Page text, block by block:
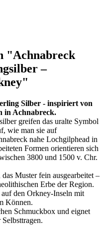
"Achnabreck
–
Silber - inspiriert von
in Achnabreck.
greifen das uralte Symbol
wie man sie auf
nahe Lochgilphead in
Formen orientieren sich
3800 und 1500 v. Chr.
Muster fein ausgearbeitet –
Erbe der Region.
den Orkney-Inseln mit
Können.
Schmuckbox und eignet